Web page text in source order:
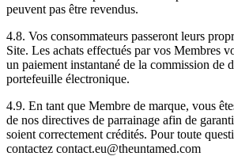
peuvent pas être revendus.
4.8. Vos consommateurs passeront leurs
Site. Les achats effectués par vos Membres
un paiement instantané de la commission de
portefeuille électronique.
4.9. En tant que Membre de marque, vous
de nos directives de parrainage afin de
soient correctement crédités. Pour toute
contactez contact.eu@theuntamed.com